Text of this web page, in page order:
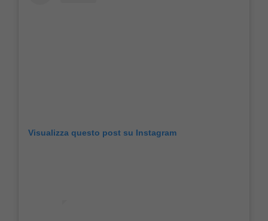
Visualizza questo post su Instagram